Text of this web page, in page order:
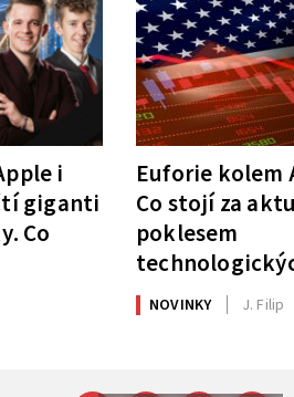
i
giganti
Co
Euforie kolem
Co stojí za
poklesem
NOVINKY J. Filip